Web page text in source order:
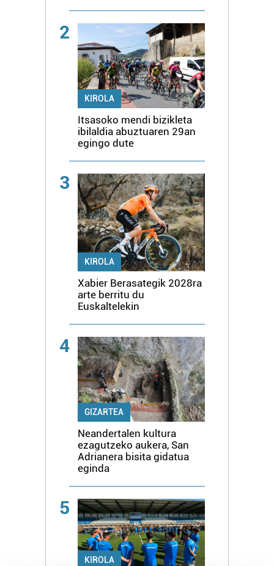
2
KIROLA
Itsasoko mendi bizikleta
ibilaldia abuztuaren 29an
egingo dute
3
KIROLA
Xabier Berasategik 2028ra
arte berritu du
Euskaltelekin
4
GIZARTEA
Neandertalen kultura
ezagutzeko aukera, San
Adrianera bisita gidatua
eginda
5
KIROLA